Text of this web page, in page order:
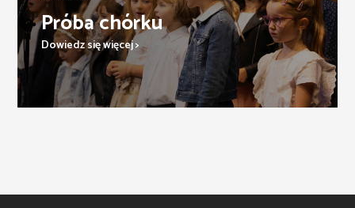
Próba chórku
Dowiedz się więcej >